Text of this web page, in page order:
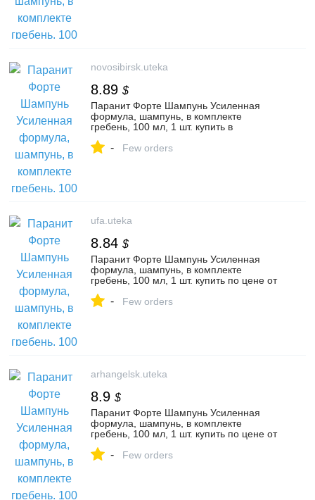
novosibirsk.uteka
8.89 $
Паранит Форте Шампунь Усиленная
формула, шампунь, в комплекте
гребень, 100 мл, 1 шт. купить в
заказать с доставкой в аптеку в
- Few orders
ufa.uteka
8.84 $
Паранит Форте Шампунь Усиленная
формула, шампунь, в комплекте
гребень, 100 мл, 1 шт. купить по цене от
аптеку, инструкция по применению,
- Few orders
arhangelsk.uteka
8.9 $
Паранит Форте Шампунь Усиленная
формула, шампунь, в комплекте
гребень, 100 мл, 1 шт. купить по цене от
доставкой в аптеку, инструкция по
- Few orders